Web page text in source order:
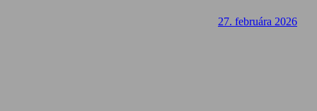
27. februára 2026